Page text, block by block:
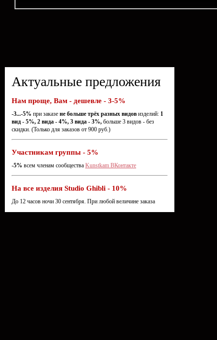
Актуальные предложения
Нам проще, Вам - дешевле - 3-5%
-3...-5% при заказе не больше трёх разных видов изделий: 1
вид - 5%, 2 вида - 4%, 3 вида - 3%, больше 3 видов - без
скидки. (Только для заказов от 900 руб.)
Участникам группы - 5%
-5% всем членам сообщества Kunstkam ВКонтакте
На все изделия Studio Ghibli - 10%
До 12 часов ночи 30 сентября. При любой величине заказа